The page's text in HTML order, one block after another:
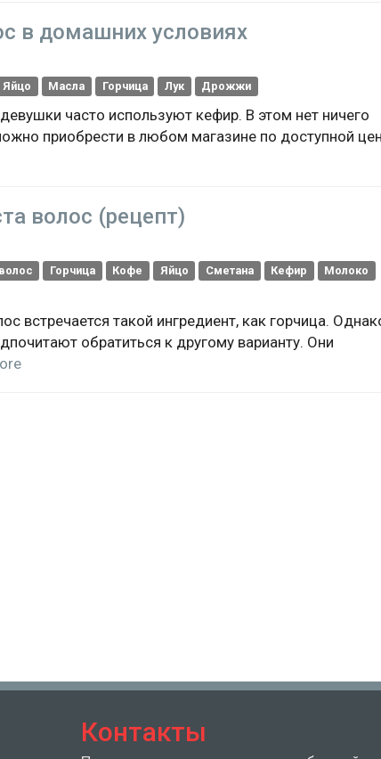
в домашних условиях
Яйцо Масла Горчица Лук Дрожжи
часто используют кефир. В этом нет ничего
приобрести в любом магазине по доступной
волос (рецепт)
Горчица Кофе Яйцо Сметана Кефир
Молоко
встречается такой ингредиент, как горчица.
обратиться к другому варианту. Они
Контакты